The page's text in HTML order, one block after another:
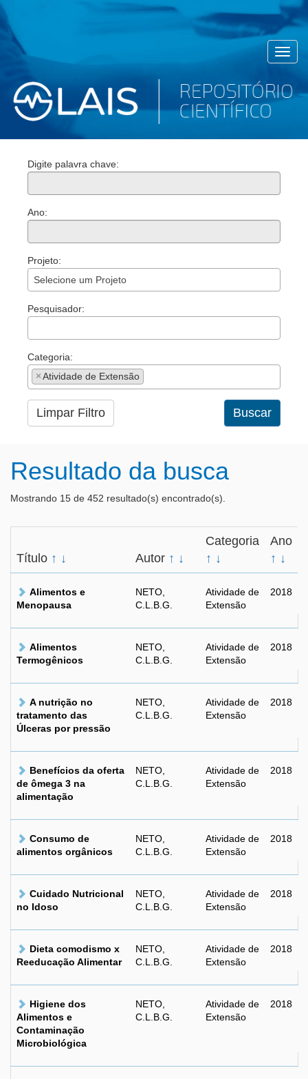
Digite palavra chave:
Ano:
Projeto:
Selecione um Projeto
Pesquisador:
Categoria:
×Atividade de Extensão
Limpar Filtro Buscar
Resultado da busca
Mostrando 15 de 452 resultado(s) encontrado(s).
Título ↑ ↓ Autor ↑ ↓
Categoria
↑ ↓
Ano
↑ ↓
Alimentos e
Menopausa
NETO,
C.L.B.G.
Atividade de
Extensão
2018
Alimentos
Termogênicos
NETO,
C.L.B.G.
Atividade de
Extensão
2018
A nutrição no
tratamento das
Úlceras por pressão
NETO,
C.L.B.G.
Atividade de
Extensão
2018
Benefícios da oferta
de ômega 3 na
alimentação
NETO,
C.L.B.G.
Atividade de
Extensão
2018
Consumo de
alimentos orgânicos
NETO,
C.L.B.G.
Atividade de
Extensão
2018
Cuidado Nutricional
no Idoso
NETO,
C.L.B.G.
Atividade de
Extensão
2018
Dieta comodismo x
Reeducação Alimentar
NETO,
C.L.B.G.
Atividade de
Extensão
2018
Higiene dos
Alimentos e
Contaminação
Microbiológica
NETO,
C.L.B.G.
Atividade de
Extensão
2018